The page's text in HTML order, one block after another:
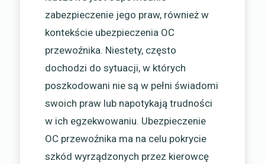
zabezpieczenie jego praw, również w
kontekście ubezpieczenia OC
przewoźnika. Niestety, często
dochodzi do sytuacji, w których
poszkodowani nie są w pełni świadomi
swoich praw lub napotykają trudności
w ich egzekwowaniu. Ubezpieczenie
OC przewoźnika ma na celu pokrycie
szkód wyrządzonych przez kierowcę